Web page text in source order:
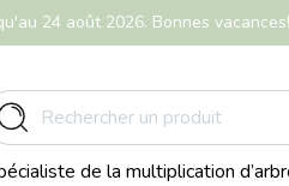
24 août 2026. Bonnes vacances!
de la multiplication